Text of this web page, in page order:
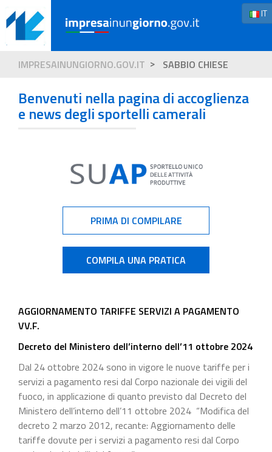
IT
IMPRESAINUNGIORNO.GOV.IT SABBIO CHIESE
Benvenuti nella pagina di accoglienza
e news degli sportelli camerali
PRIMA DI COMPILARE
COMPILA UNA PRATICA
AGGIORNAMENTO TARIFFE SERVIZI A PAGAMENTO
VV.F.
Decreto del Ministero dell’interno dell’11 ottobre 2024
Dal 24 ottobre 2024 sono in vigore le nuove tariffe per i
servizi a pagamento resi dal Corpo nazionale dei vigili del
fuoco, in applicazione di quanto previsto dal Decreto del
Ministero dell’interno dell’11 ottobre 2024 “Modifica del
decreto 2 marzo 2012, recante: Aggiornamento delle
tariffe dovute per i servizi a pagamento resi dal Corpo